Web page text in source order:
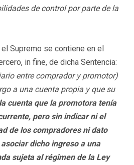
de control por parte de la
Supremo se contiene en el
in fine, de dicha Sentencia:
entre comprador y promotor)
a una cuenta propia y que su
cuenta que la promotora tenía
pero sin indicar ni el
de los compradores ni dato
dicho ingreso a una
sujeta al régimen de la Ley